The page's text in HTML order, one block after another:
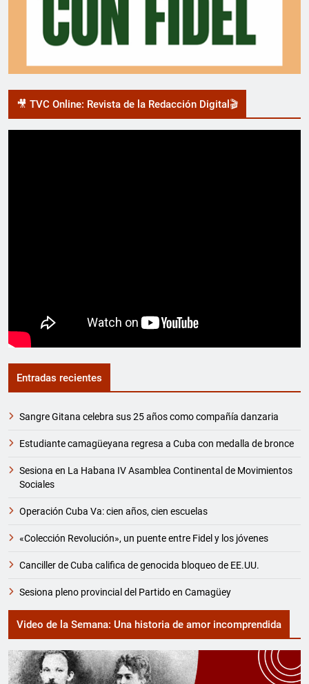
🎥 TVC Online: Revista de la Redacción Digital🎬
Entradas recientes
Sangre Gitana celebra sus 25 años como compañía danzaria
Estudiante camagüeyana regresa a Cuba con medalla de bronce
Sesiona en La Habana IV Asamblea Continental de Movimientos
Sociales
Operación Cuba Va: cien años, cien escuelas
«Colección Revolución», un puente entre Fidel y los jóvenes
Canciller de Cuba califica de genocida bloqueo de EE.UU.
Sesiona pleno provincial del Partido en Camagüey
Video de la Semana: Una historia de amor incomprendida